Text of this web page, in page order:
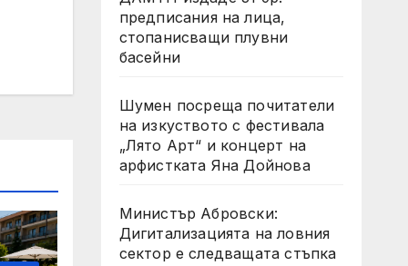
предписания на лица,
стопанисващи плувни
басейни
Шумен посреща почитатели
на изкуството с фестивала
„Лято Арт“ и концерт на
арфистката Яна Дойнова
Министър Абровски:
Дигитализацията на ловния
сектор е следващата стъпка